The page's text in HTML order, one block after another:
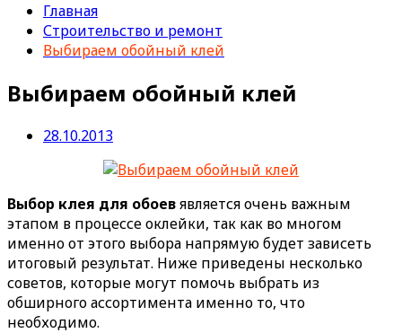
Главная
Строительство и ремонт
Выбираем обойный клей
Выбираем обойный клей
28.10.2013
Выбор клея для обоевявляется очень важным
этапом в процессе оклейки, так как во многом
именно от этого выбора напрямую будет зависеть
итоговый результат. Ниже приведены несколько
советов, которые могут помочь выбрать из
обширного ассортимента именно то, что
необходимо.